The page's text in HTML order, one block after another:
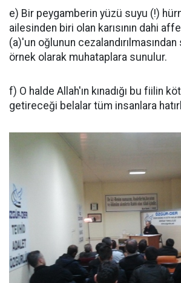
e) Bir peygamberin yüzü suyu (!)
ailesinden biri olan karısının dahi
(a)'un oğlunun
örnek olarak muhataplara sunulur.
f) O halde Allah'ın kınadığı bu fiilin
getireceği belalar tüm insanlara